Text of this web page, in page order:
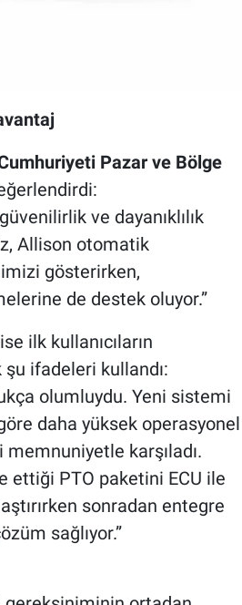
Pazar ve Bölge
ve dayanıklılık
Allison otomatik
gösterirken,
de destek oluyor.”
ilk kullanıcıların
ifadeleri kullandı:
olumluydu. Yeni sistemi
daha yüksek operasyonel
karşıladı.
ettiği PTO paketini ECU ile
sonradan entegre
sağlıyor.”